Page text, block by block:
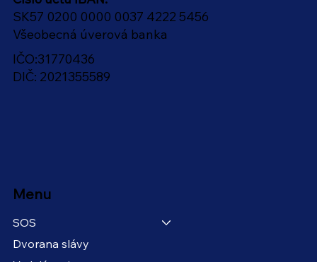
SK57 0200 0000 0037 4222 5456
Všeobecná úverová banka
IČO:31770436
DIČ: 2021355589
Menu
SOS
Dvorana slávy